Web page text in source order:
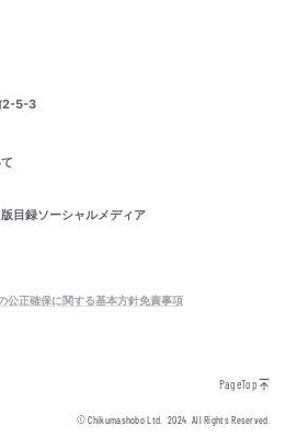
2-5-3
目録ソーシャルメディア
公正確保に関する基本方針免責事項
PageTop
© Chikumashobo Ltd.2024 All Rights Reserved.